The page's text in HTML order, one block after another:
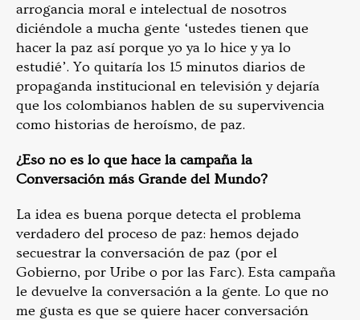
arrogancia moral e intelectual de nosotros
diciéndole a mucha gente ‘ustedes tienen que
hacer la paz así porque yo ya lo hice y ya lo
estudié’. Yo quitaría los 15 minutos diarios de
propaganda institucional en televisión y dejaría
que los colombianos hablen de su supervivencia
como historias de heroísmo, de paz.
¿Eso no es lo que hace la campaña la
Conversación más Grande del Mundo?
La idea es buena porque detecta el problema
verdadero del proceso de paz: hemos dejado
secuestrar la conversación de paz (por el
Gobierno, por Uribe o por las Farc). Esta campaña
le devuelve la conversación a la gente. Lo que no
me gusta es que se quiere hacer conversación